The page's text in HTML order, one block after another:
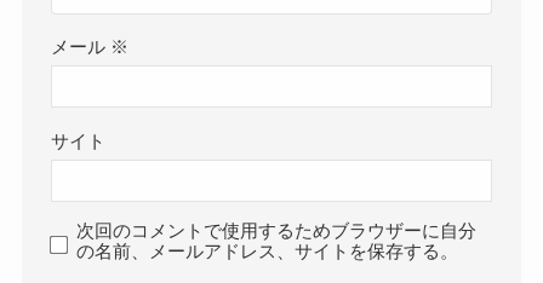
メール ※
サイト
次回のコメントで使用するためブラウザーに自分
の名前、メールアドレス、サイトを保存する。